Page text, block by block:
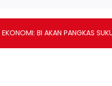
EKONOMI: BI AKAN PANGKAS